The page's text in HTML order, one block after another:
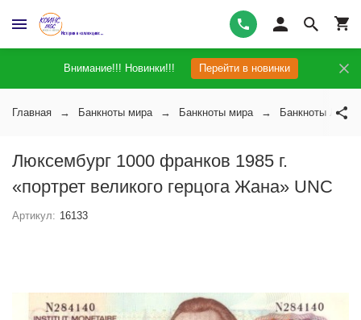
Внимание!!! Новинки!!! Перейти в новинки
Главная Банкноты мира Банкноты мира Банкноты
Люксембург 1000 франков 1985 г.
«портрет великого герцога Жана» UNC
Артикул: 16133